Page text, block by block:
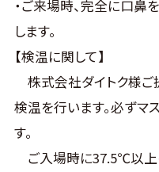
・ご来場時、完全に口鼻
します。
【検温に関して】
株式会社ダイトク様ご
検温を行います。必ずマ
す。
ご入場時に37.5℃以上